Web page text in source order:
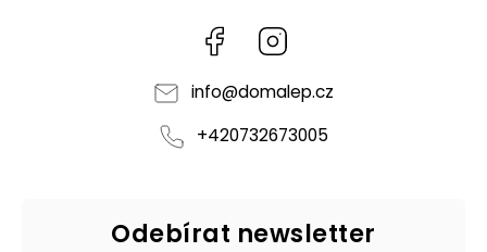
Facebook
info@domalep.cz
+420732673005
Odebírat newsletter